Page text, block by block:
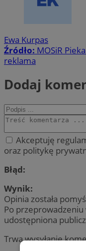
Ewa Kurpas
Źródło: MOSiR
reklama
Dodaj
Akceptuję
oraz politykę
Błąd:
Wynik:
Opinia została
Po
udostępniona
Trwa wysyłanie